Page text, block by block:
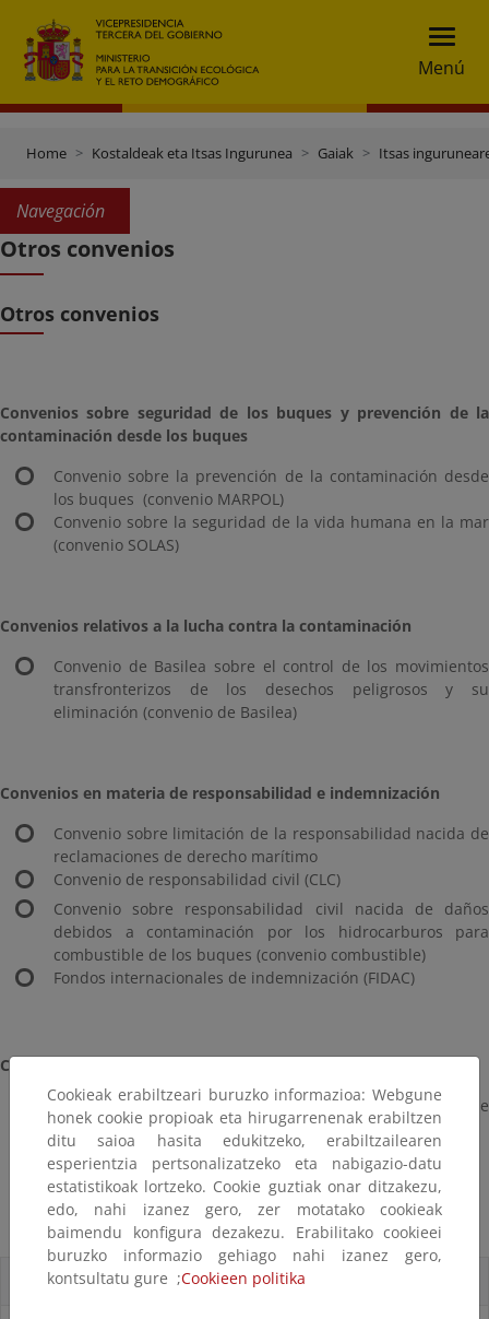
Menú
Home Kostaldeak eta Itsas Ingurunea Gaiak Itsas
Navegación
Otros convenios
Otros convenios
Convenios sobre seguridad de los buques y prevención de la
contaminación desde los buques
Convenio sobre la prevención de la contaminación desde
los buques (convenio MARPOL)
Convenio sobre la seguridad de la vida humana en la mar
(convenio SOLAS)
Convenios relativos a la lucha contra la contaminación
Convenio de Basilea sobre el control de los movimientos
transfronterizos de los desechos peligrosos y su
eliminación (convenio de Basilea)
Convenios en materia de responsabilidad e indemnización
Convenio sobre limitación de la responsabilidad nacida de
reclamaciones de derecho marítimo
Convenio de responsabilidad civil (CLC)
Convenio sobre responsabilidad civil nacida de daños
debidos a contaminación por los hidrocarburos para
combustible de los buques (convenio combustible)
Fondos internacionales de indemnización (FIDAC)
Convenios sobre intervención y salvamento en la mar
Convenio relativo a la intervención en alta mar en caso de
contaminación por hidrocarburos (convenio intervención)
Convenio sobre salvamento marítimo
Convenio sobre búsqueda y rescate (convenio SAR)
Accesos directos
Cookieak erabiltzeari buruzko informazioa: Webgune
honek cookie propioak eta hirugarrenenak erabiltzen
ditu saioa hasita edukitzeko, erabiltzailearen
esperientzia pertsonalizatzeko eta nabigazio-datu
estatistikoak lortzeko. Cookie guztiak onar ditzakezu,
edo, nahi izanez gero, zer motatako cookieak
baimendu konfigura dezakezu. Erabilitako cookieei
buruzko informazio gehiago nahi izanez gero,
kontsultatu gure ;Cookieen politika